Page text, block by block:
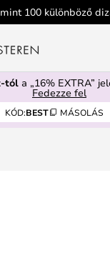
100 különböző
tóla „16% EXTRA”
Fedezze fel
KÓD:BEST MÁSOLÁS